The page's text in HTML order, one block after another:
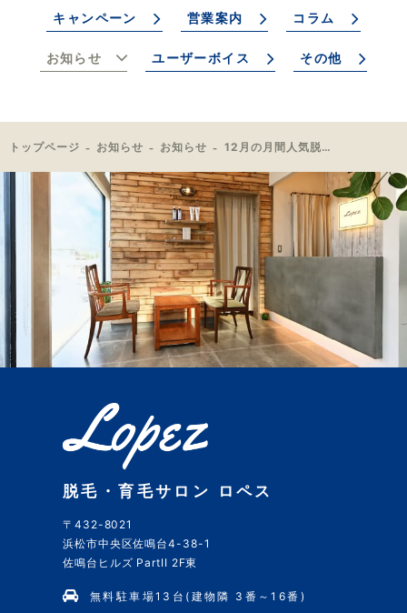
キャンペーン 営業案内 コラム
お知らせ ユーザーボイス その他
トップページ お知らせ お知らせ 12月の月間人気脱毛部位TOP3発表
脱毛・育毛サロン ロペス
〒432-8021
浜松市中央区佐鳴台4-38-1
佐鳴台ヒルズ PartII 2F東
無料駐車場13台(建物隣 3番～16番)